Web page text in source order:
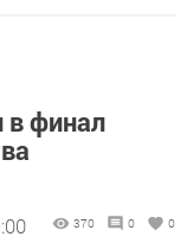
финал
370 0 0